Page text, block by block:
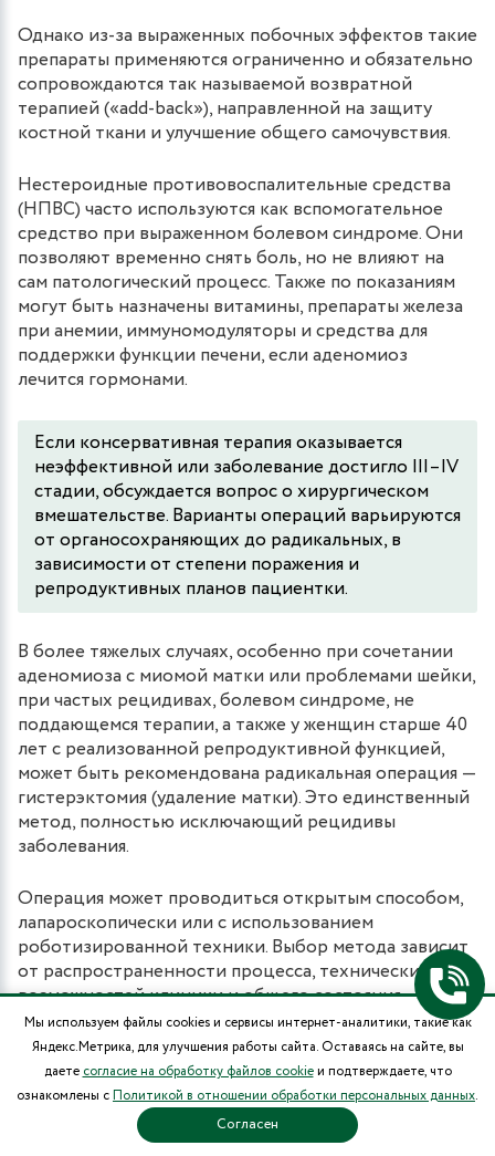
Однако из-за выраженных побочных эффектов такие
препараты применяются ограниченно и обязательно
сопровождаются так называемой возвратной
терапией («add-back»), направленной на защиту
костной ткани и улучшение общего самочувствия.
Нестероидные противовоспалительные средства
(НПВС) часто используются как вспомогательное
средство при выраженном болевом синдроме. Они
позволяют временно снять боль, но не влияют на
сам патологический процесс. Также по показаниям
могут быть назначены витамины, препараты железа
при анемии, иммуномодуляторы и средства для
поддержки функции печени, если аденомиоз
лечится гормонами.
Если консервативная терапия оказывается
неэффективной или заболевание достигло III–IV
стадии, обсуждается вопрос о хирургическом
вмешательстве. Варианты операций варьируются
от органосохраняющих до радикальных, в
зависимости от степени поражения и
репродуктивных планов пациентки.
В более тяжелых случаях, особенно при сочетании
аденомиоза с миомой матки или проблемами шейки,
при частых рецидивах, болевом синдроме, не
поддающемся терапии, а также у женщин старше 40
лет с реализованной репродуктивной функцией,
может быть рекомендована радикальная операция —
гистерэктомия (удаление матки). Это единственный
метод, полностью исключающий рецидивы
заболевания.
Операция может проводиться открытым способом,
лапароскопически или с использованием
роботизированной техники. Выбор метода зависит
от распространенности процесса, технических
возможностей клиники и общего состояния
пациентки. Подготовка к хирургическому
вмешательству включает всестороннее клиническое
обследование, включая УЗИ, МРТ, анализы крови,
гистероскопию, а также консультации узких
специалистов.
Мы используем файлы cookies и сервисы интернет-аналитики, такие как
Яндекс.Метрика, для улучшения работы сайта. Оставаясь на сайте, вы
даете согласие на обработку файлов cookieи подтверждаете, что
ознакомлены сПолитикой в отношении обработки персональных данных.
Согласен